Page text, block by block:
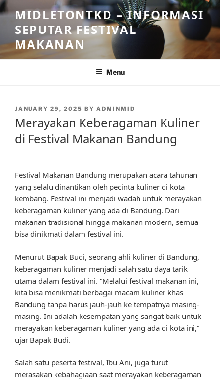
Skip
to
content
MIDLETONTKD – INFORMASI
SEPUTAR FESTIVAL
MAKANAN
Menu
POSTED
JANUARY 29, 2025 BY ADMINMID
Merayakan Keberagaman Kuliner
di Festival Makanan Bandung
Festival Makanan Bandung merupakan acara tahunan
yang selalu dinantikan oleh pecinta kuliner di kota
kembang. Festival ini menjadi wadah untuk merayakan
keberagaman kuliner yang ada di Bandung. Dari
makanan tradisional hingga makanan modern, semua
bisa dinikmati dalam festival ini.
Menurut Bapak Budi, seorang ahli kuliner di Bandung,
keberagaman kuliner menjadi salah satu daya tarik
utama dalam festival ini. “Melalui festival makanan ini,
kita bisa menikmati berbagai macam kuliner khas
Bandung tanpa harus jauh-jauh ke tempatnya masing-
masing. Ini adalah kesempatan yang sangat baik untuk
merayakan keberagaman kuliner yang ada di kota ini,”
ujar Bapak Budi.
Salah satu peserta festival, Ibu Ani, juga turut
merasakan kebahagiaan saat merayakan keberagaman